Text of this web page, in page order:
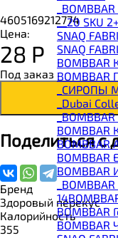
__20 SKU
SNAQ
SNAQ
BOMBBAR
BOMBBAR
_CИРОПЫ
_Dubai
BOMBBAR
BOMBBAR
BOMBBAR
BOMBBAR
BOMBBAR
BOMBBAR
4605169212774
Цена:
28 Р
Под заказ
Поделиться с
Бренд
Здоровый перекус
Калорийность
355